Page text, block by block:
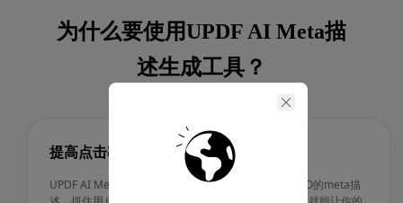
为什么要使用UPDF AI Meta描
述生成工具？
提高点击率
UPDF AI Meta描述生成工具帮你撰写吸引人、符合SEO的meta描